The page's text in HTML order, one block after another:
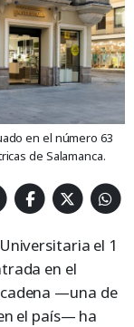
en el número 63
de Salamanca.
el 1
en el
—una de
el país— ha